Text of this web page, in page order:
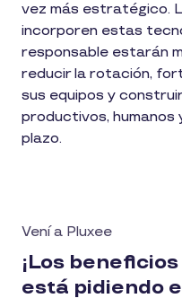
vez más estratégico.
incorporen estas
responsable estarán
reducir la rotación,
sus equipos y
productivos, humanos
plazo.
Vení a Pluxee
¡Los
está pidiendo